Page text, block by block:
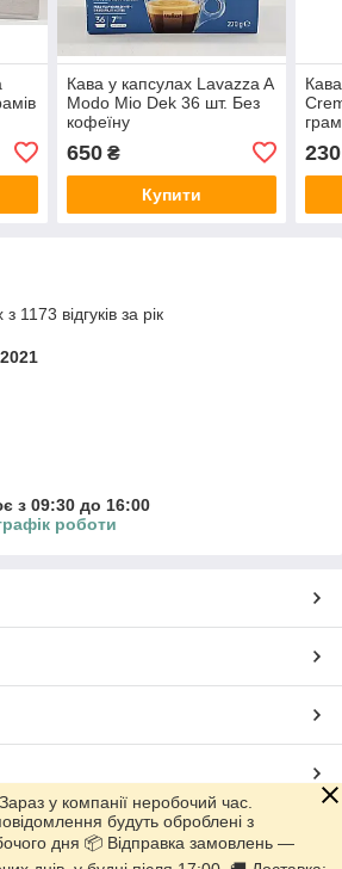
Кава у капсулах Lavazza A
Modo Mio Dek 36 шт. Без
кофеїну
650₴
Купити
230
1173 відгуків за рік
з 09:30 до 16:00
роботи
у компанії неробочий час.
будуть оброблені з
дня 📦 Відправка замовлень —